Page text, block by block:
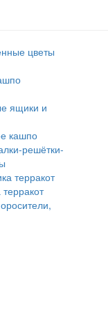
цветы
ящики и
кашпо
решётки-